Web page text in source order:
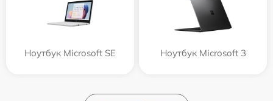
Ноутбук Microsoft SE Ноутбук Microsoft 3